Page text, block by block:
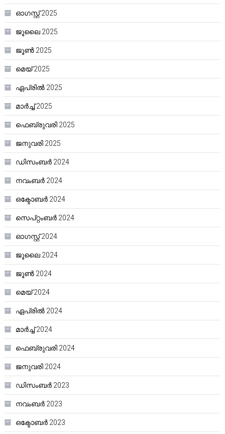
ഓഗസ്റ്റ്‌ 2025
ജൂലൈ 2025
ജൂൺ 2025
മെയ്‌ 2025
ഏപ്രിൽ 2025
മാർച്ച്‌ 2025
ഫെബ്രുവരി 2025
ജനുവരി 2025
ഡിസംബർ 2024
നവംബർ 2024
ഒക്ടോബർ 2024
സെപ്റ്റംബർ 2024
ഓഗസ്റ്റ്‌ 2024
ജൂലൈ 2024
ജൂൺ 2024
മെയ്‌ 2024
ഏപ്രിൽ 2024
മാർച്ച്‌ 2024
ഫെബ്രുവരി 2024
ജനുവരി 2024
ഡിസംബർ 2023
നവംബർ 2023
ഒക്ടോബർ 2023